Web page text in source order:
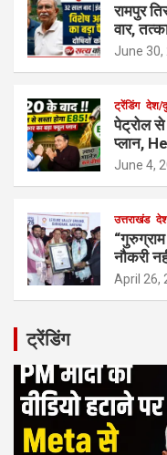
रामपुर
वार,
June 30,
ट्रेंडिंग देश/
पेट्रोल से
प्लान,
June 4,
उत्तराखंड
नौकरी
April 26,
ट्रेंडिंग